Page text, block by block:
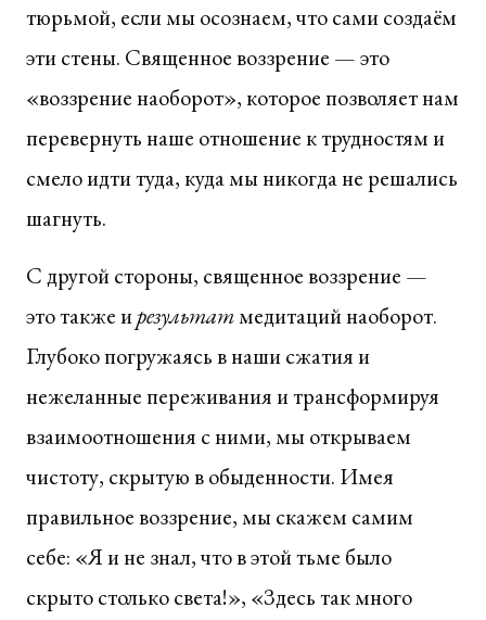
тюрьмой, если мы осознаем, что сами создаём
эти стены. Священное воззрение — это
«воззрение наоборот», которое позволяет нам
перевернуть наше отношение к трудностям и
смело идти туда, куда мы никогда не решались
шагнуть.
С другой стороны, священное воззрение —
это также ирезультатмедитаций наоборот.
Глубоко погружаясь в наши сжатия и
нежеланные переживания и трансформируя
взаимоотношения с ними, мы открываем
чистоту, скрытую в обыденности. Имея
правильное воззрение, мы скажем самим
себе: «Я и не знал, что в этой тьме было
скрыто столько света!», «Здесь так много